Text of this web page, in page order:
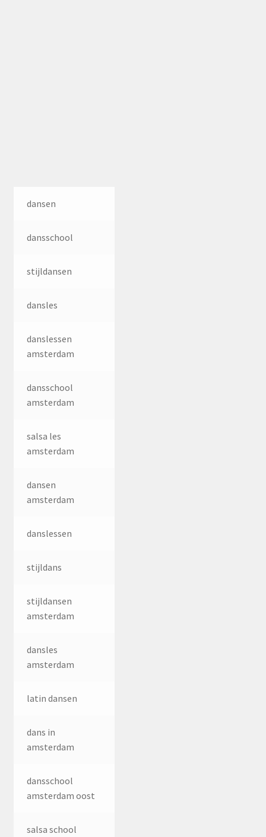
dansen
dansschool
stijldansen
dansles
danslessen
amsterdam
dansschool
amsterdam
salsa les
amsterdam
dansen
amsterdam
danslessen
stijldans
stijldansen
amsterdam
dansles
amsterdam
latin dansen
dans in
amsterdam
dansschool
amsterdam oost
salsa school